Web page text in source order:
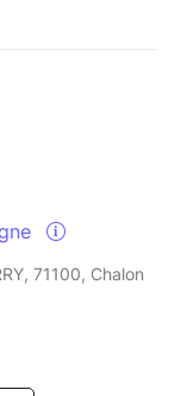
71100, Chalon